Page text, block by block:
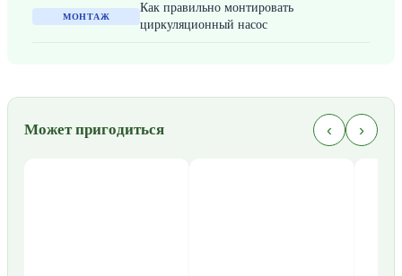
МОНТАЖ
Как правильно монтировать
циркуляционный насос
Может пригодиться ‹ ›